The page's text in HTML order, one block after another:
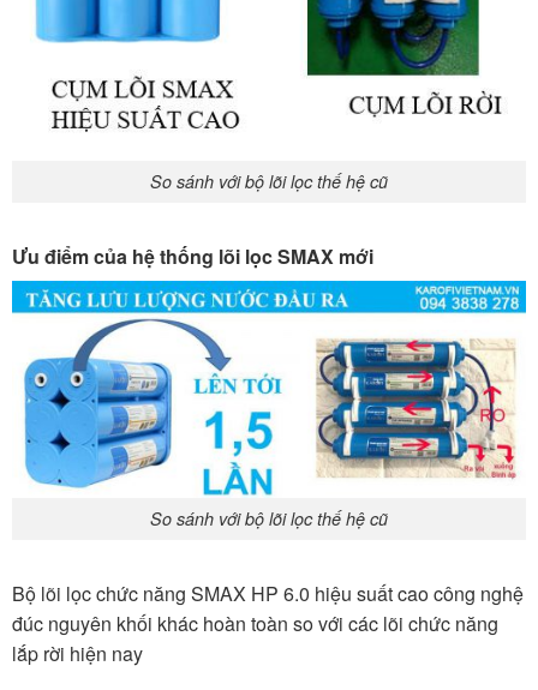
So sánh với bộ lõi lọc thế hệ cũ
Ưu điểm của hệ thống lõi lọc SMAX mới
So sánh với bộ lõi lọc thế hệ cũ
Bộ lõi lọc chức năng SMAX HP 6.0 hiệu suất cao công nghệ
đúc nguyên khối khác hoàn toàn so với các lõi chức năng
lắp rời hiện nay